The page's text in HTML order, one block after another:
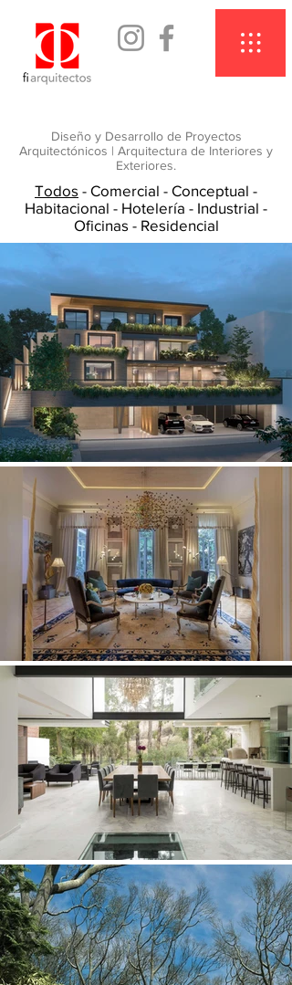
Diseño y Desarrollo de Proyectos
Arquitectónicos | Arquitectura de Interiores y
Exteriores.
Todos - Comercial - Conceptual -
Habitacional - Hotelería - Industrial -
Oficinas - Residencial